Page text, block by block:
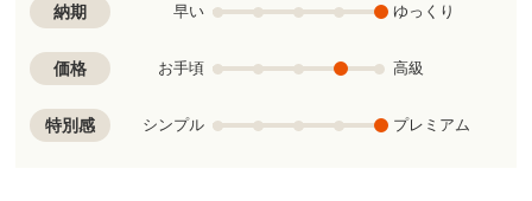
納期 早い ゆっくり
価格 お手頃 高級
特別感 シンプル プレミアム